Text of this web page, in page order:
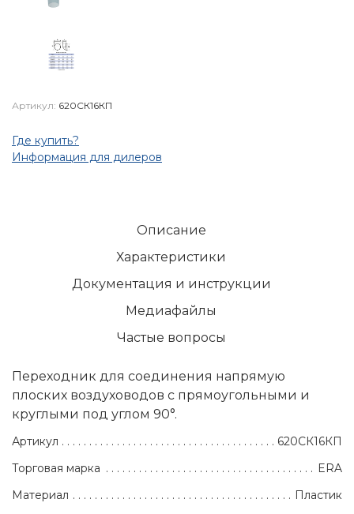
Артикул: 620СК16КП
Где купить?
Информация для дилеров
Описание
Характеристики
Документация и инструкции
Медиафайлы
Частые вопросы
Переходник для соединения напрямую
плоских воздуховодов с прямоугольными и
круглыми под углом 90°.
Артикул
620СК16КП
Торговая марка
ERA
Материал
Пластик